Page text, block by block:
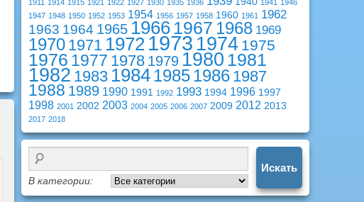
1911 1914 1915 1921 1922 1927 1930 1935 1936 1941 1946
1947 1948 1950 1952 1953 1954 1956 1957 1958 1960 1961 1962
1963 1964 1965 1966 1967 1968 1969
1970 1971 1972 1973 1974 1975
1976 1977 1978 1979 1980 1981
1982 1983 198419851986 1987
1988 1989 1990 1991 1992 1993 1994 1996 1997
1998 2001 2002 2003 2004 2005 2006 2007 2009 2012 2013
2017 2018
В категории: